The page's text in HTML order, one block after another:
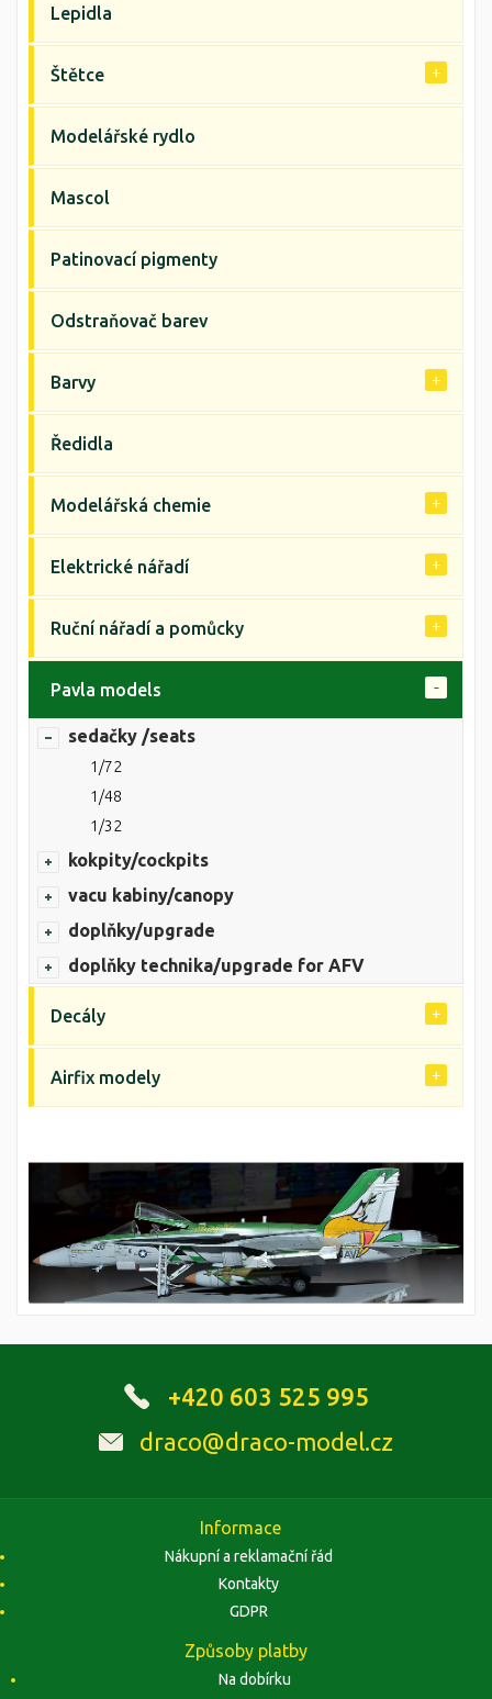
Lepidla
Štětce
Modelářské rydlo
Mascol
Patinovací pigmenty
Odstraňovač barev
Barvy
Ředidla
Modelářská chemie
Elektrické nářadí
Ruční nářadí a pomůcky
Pavla models
sedačky /seats
1/72
1/48
1/32
kokpity/cockpits
vacu kabiny/canopy
doplňky/upgrade
doplňky technika/upgrade for AFV
Decály
Airfix modely
+420 603 525 995
draco@draco-model.cz
Informace
Nákupní a reklamační řád
Kontakty
GDPR
Způsoby platby
Na dobírku